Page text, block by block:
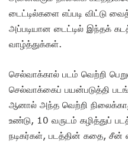
டைட்டில்களை எப்படி விட்டு
அப்படியான டைட்டில் இந்தக்
வாழ்த்துக்கள்.
செல்வாக்கால் படம் வெற்றி
செல்வாக்கைப் பயன்படுத்தி
ஆனால் அந்த வெற்றி
உண்டு, 10 வருடம் கழித்துப்
நடிகர்கள், படத்தின் கதை, சீன்